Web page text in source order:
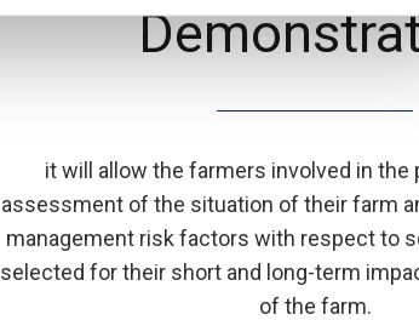
it will allow the farmers involved in the
assessment of the situation of their farm
management risk factors with respect to
selected for their short and long-term
of the farm.